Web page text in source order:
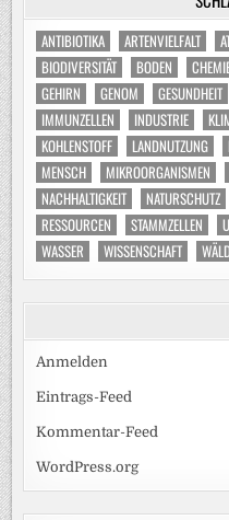
ANTIBIOTIKA ARTENVIELFALT
BIODIVERSITÄT
BODEN
GEHIRN
GENOM GESUNDHEIT
IMMUNZELLEN
INDUSTRIE
KOHLENSTOFF
LANDNUTZUNG
MENSCH
MIKROORGANISMEN
NACHHALTIGKEIT
NATURSCHUTZ
RESSOURCEN
STAMMZELLEN
WASSER
WISSENSCHAFT
Anmelden
Eintrags-Feed
Kommentar-Feed
WordPress.org